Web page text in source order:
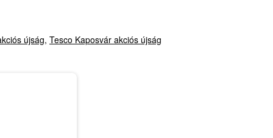
újság, Tesco Kaposvár akciós újság